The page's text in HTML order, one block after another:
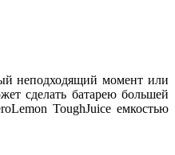
неподходящий момент или
сделать батарею большей
ToughJuice емкостью